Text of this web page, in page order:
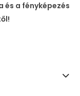
és a fényképezés